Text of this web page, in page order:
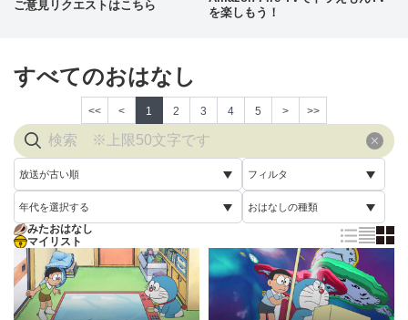
ご意見リクエストはこちら
を楽しもう！
すべてのおはなし
<< < 1 2 3 4 5 > >>
放送が古い順
放送が古い順
放送が新しい順
配信が古い順
配信が新しい順
フィルタ
すべて
未視聴
年代を選択する
すべて
2005年
2006年
おはなしの種類
通常回
誕生日スペシャル
みたおはなし
マイリスト